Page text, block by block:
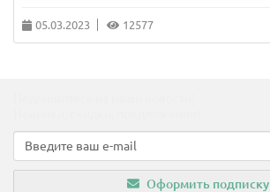
05.03.2023 12577
Оформить подписку